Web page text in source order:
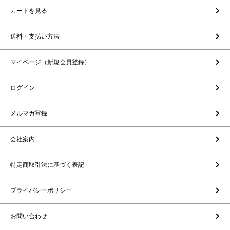
カートを見る
送料・支払い方法
マイページ（新規会員登録）
ログイン
メルマガ登録
会社案内
特定商取引法に基づく表記
プライバシーポリシー
お問い合わせ